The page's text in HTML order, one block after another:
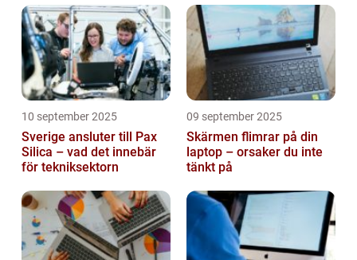
10 september 2025
Sverige ansluter till Pax
Silica – vad det innebär
för tekniksektorn
09 september 2025
Skärmen flimrar på din
laptop – orsaker du inte
tänkt på